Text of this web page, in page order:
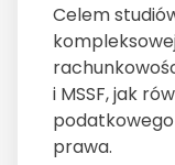
Celem
i MSSF, jak
prawa.